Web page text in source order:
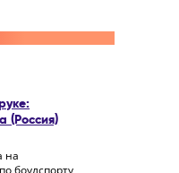
(Россия)
на